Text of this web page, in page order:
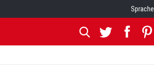
Sprache